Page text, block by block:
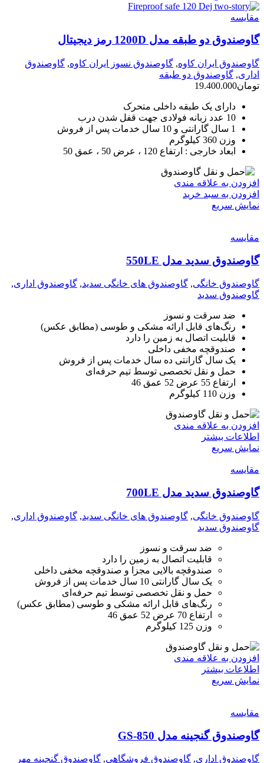
مقايسه
گاوصندوق دو طبقه مدل 1200D رمز دیجیتال
گاوصندوق ایران کاوه, گاوصندوق نسوز ایران کاوه, گاوصندوق
اداری, گاوصندوق دو طبقه
تومان19.400.000
دارای یک طبقه داخلی متحرک
10 عدد زبانه فولادی جهت قفل شدن درب
1 سال گارانتی و 10 سال خدمات پس از فروش
وزن 360 کیلوگرم
ابعاد خارجی : ارتفاع 120 ، عرض 50 ، عمق 50
افزودن به علاقه مندی
افزودن به سبد خرید
نمایش سریع
مقايسه
گاوصندوق سدید مدل 550LE
گاوصندوق خانگی, گاوصندوق های خانگی سدید, گاوصندوق اداری,
گاوصندوق سدید
ضد سرقت و نسوز
رنگ‌های قابل ارائه مشکی و طوسی (مطابق عکس)
قابلیت اتصال به زمین را دارد
صندوقچه مخفی داخلی
یک سال گارانتی ده سال خدمات پس از فروش
حمل و نقل تخصصی توسط تیم حرفه‌ای
ارتفاع 55 عرض 52 عمق 46
وزن 110 کیلوگرم
افزودن به علاقه مندی
اطلاعات بیشتر
نمایش سریع
مقايسه
گاوصندوق سدید مدل 700LE
گاوصندوق خانگی, گاوصندوق های خانگی سدید, گاوصندوق اداری,
گاوصندوق سدید
ضد سرقت و نسوز
قابلیت اتصال به زمین را دارد
صندوقچه بالایی مجزا و صندوقچه مخفی داخلی
یک سال گارانتی 10 سال خدمات پس از فروش
حمل و نقل تخصصی توسط تیم حرفه‌ای
رنگ‌های قابل ارائه مشکی و طوسی (مطابق عکس)
ارتفاع 70 عرض 52 عمق 46
وزن 125 کیلوگرم
افزودن به علاقه مندی
اطلاعات بیشتر
نمایش سریع
مقايسه
گاوصندوق گنجینه مدل GS-850
گاوصندوق اداری, گاوصندوق فروشگاهی, گاوصندوق گنجینه مهر